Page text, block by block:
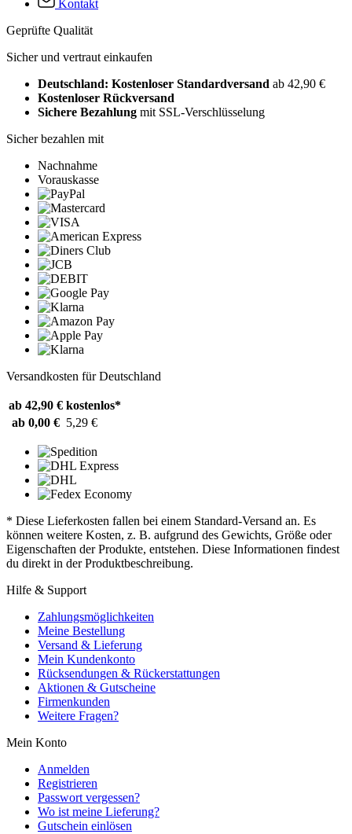
Kontakt
Geprüfte Qualität
Sicher und vertraut einkaufen
Deutschland: Kostenloser Standardversand ab 42,90 €
Kostenloser Rückversand
Sichere Bezahlung mit SSL-Verschlüsselung
Sicher bezahlen mit
Nachnahme
Vorauskasse
Versandkosten für Deutschland
ab 42,90 € kostenlos*
ab 0,00 € 5,29 €
* Diese Lieferkosten fallen bei einem Standard-Versand an. Es
können weitere Kosten, z. B. aufgrund des Gewichts, Größe oder
Eigenschaften der Produkte, entstehen. Diese Informationen findest
du direkt in der Produktbeschreibung.
Hilfe & Support
Zahlungsmöglichkeiten
Meine Bestellung
Versand & Lieferung
Mein Kundenkonto
Rücksendungen & Rückerstattungen
Aktionen & Gutscheine
Firmenkunden
Weitere Fragen?
Mein Konto
Anmelden
Registrieren
Passwort vergessen?
Wo ist meine Lieferung?
Gutschein einlösen